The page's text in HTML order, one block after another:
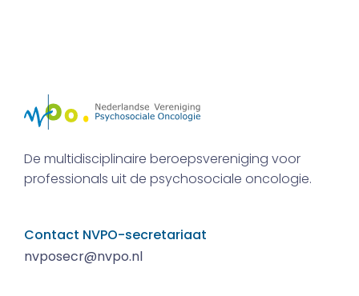
De multidisciplinaire beroepsvereniging voor
professionals uit de psychosociale oncologie.
Contact NVPO-secretariaat
nvposecr@nvpo.nl